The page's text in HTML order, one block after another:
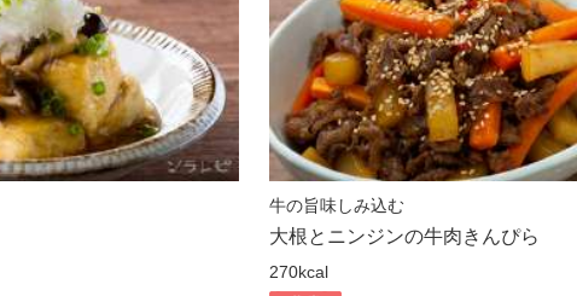
牛の旨味しみ込む
大根とニンジンの牛肉きんぴら
270kcal